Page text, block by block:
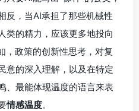
反，当AI承担了那些机械性
类的精力，应该更多地投向
，政策的创新性思考，对复
意的深入理解，以及在特定
、最能体现温度的语言来表
情感温度。